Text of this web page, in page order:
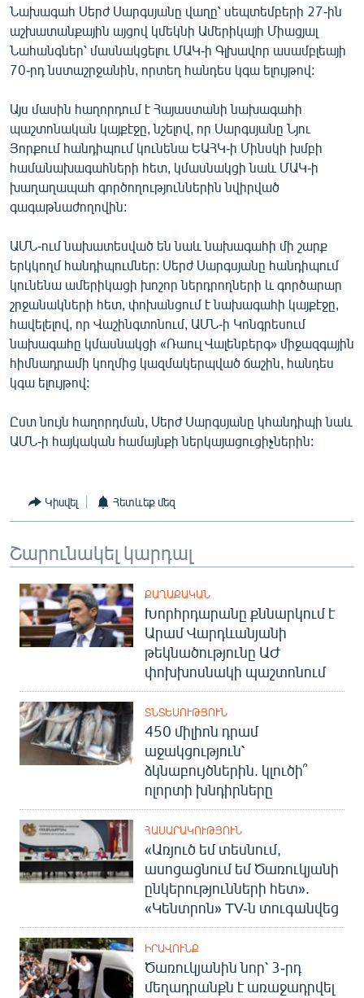
ՄԵԿՆԱԲԱՆՈՒԹՅՈՒՆ
ՏՏ ԵՒ ԻՆՏԵՐՆԵՏ
ԿՈՐՈՆԱՎԻՐՈՒՍ
ՏԵՍԱՆՅՈՒԹԵՐ
ԲԱՆԱՎԵՃ
ՁԳՏԵԼՈՎ ԼԱՎԱԳՈՒՅՆԻՆ
ՓՈԴՔԱՍԹ
Հայերեն
English
Русский
ՀԵՏԵՎԵՔ ՄԵԶ
Նախագահ Սերժ Սարգսյանը վաղը՝ սեպտեմբերի 27-ին
աշխատանքային այցով կմեկնի Ամերիկայի Միացյալ
Նահանգներ՝ մասնակցելու ՄԱԿ-ի Գլխավոր ասամբլեայի
70-րդ նստաշրջանին, որտեղ հանդես կգա ելույթով:
Այս մասին հաղորդում է Հայաստանի նախագահի
պաշտոնական կայքէջը, նշելով, որ Սարգսյանը Նյու
Յորքում հանդիպում կունենա ԵԱՀԿ-ի Մինսկի խմբի
համանախագահների հետ, կմասնակցի նաև ՄԱԿ-ի
խաղաղապահ գործողություններին նվիրված
գագաթնաժողովին:
ԱՄՆ-ում նախատեսված են նաև նախագահի մի շարք
երկկողմ հանդիպումներ: Սերժ Սարգսյանը հանդիպում
կունենա ամերիկացի խոշոր ներդրողների և գործարար
շրջանակների հետ, փոխանցում է նախագահի կայքէջը,
հավելելով, որ Վաշինգտոնում, ԱՄՆ-ի Կոնգրեսում
նախագահը կմասնակցի «Ռաուլ Վալենբերգ» միջազգային
հիմնադրամի կողմից կազմակերպված ճաշին, հանդես
կգա ելույթով:
Ըստ նույն հաղորդման, Սերժ Սարգսյանը կհանդիպի նաև
ԱՄՆ-ի հայկական համայնքի ներկայացուցիչներին:
Կիսվել Հետևեք մեզ
Շարունակել կարդալ
ՔԱՂԱՔԱԿԱՆ
Խորհրդարանը քննարկում է
Արամ Վարդևանյանի
թեկնածությունը ԱԺ
փոխխոսնակի պաշտոնում
ՏՆՏԵՍՈՒԹՅՈՒՆ
450 միլիոն դրամ
աջակցություն՝
ձկնաբույծներին. կլուծի՞
ոլորտի խնդիրները
ՀԱՍԱՐԱԿՈՒԹՅՈՒՆ
«Առյուծ եմ տեսնում,
ասոցացնում եմ Ծառուկյանի
ընկերությունների հետ».
«Կենտրոն» TV-ն տուգանվեց
ԻՐԱՎՈՒՆՔ
Ծառուկյանին նոր՝ 3-րդ
մեղադրանքն է առաջադրվել